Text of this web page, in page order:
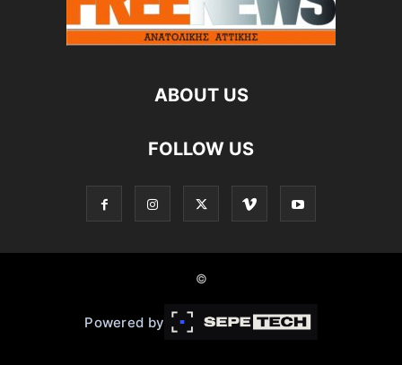
ABOUT US
FOLLOW US
©
Powered by